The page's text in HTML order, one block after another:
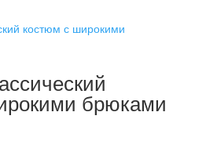
брюками